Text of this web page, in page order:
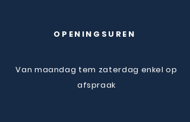
OPENINGSUREN
Van maandag tem zaterdag enkel op
afspraak